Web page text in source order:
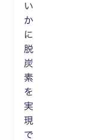
い
か
に
脱
炭
素
を
実
現
で